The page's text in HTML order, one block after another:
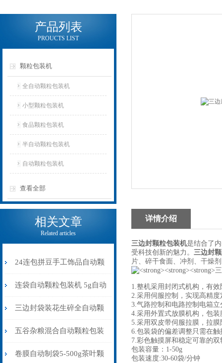
产品列表
PROUCTS LIST
颗粒包装机
全自动颗粒包装机
小型颗粒包装机
食品颗粒包装机
半自动颗粒包装机
自动颗粒包装机
查看全部
相关文章
Related articles
24连包拼豆手工饰品自动颗
粒包装机防静电不堵料
连袋自动颗粒包装机 5g自动
计量包装机 三边封打包机
三边封袋装花生碎全自动颗
粒包装机1000克\包
五谷杂粮混合自动颗粒包装
机30-70克\包背封
卷膜自动制袋5-500g茶叶颗
详情介绍
三边封颗粒包装机是结合了
受科技创新的魅力。 三边封
片、碎干食面、冲剂、干燥
1.整机采用封闭式机构，有
2.采用伺服控制，实现高精
3.气路控制和电路控制电箱
4.采用外置式放膜机构，包
5.采用双皮带伺服拉膜，拉
6.包装袋的偏差调整只需在
7.彩色触摸屏和稳定可靠的
包装容量：1-50g
包装速度:30-60袋/分钟